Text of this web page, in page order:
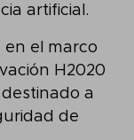
artificial.
en el marco
H2020
a
de